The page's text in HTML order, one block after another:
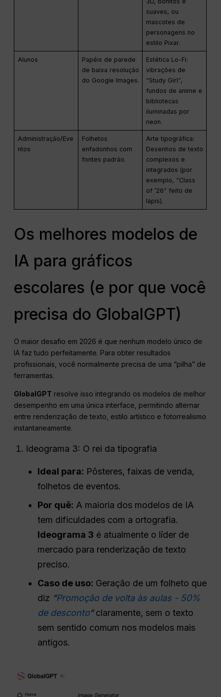
suaves, ou
mascotes de
personagens no
estilo Pixar.
Alunos
Papéis de parede
de baixa resolução
do Google Images.
Estética Lo-Fi:
vibrações de
“Study Girl”,
fundos de anime e
bibliotecas
iluminadas por
neon.
Administração/Eve
ntos
Folhetos
enfadonhos com
fontes padrão.
Arte tipográfica:
Desenhos de texto
complexos e
integrados (por
exemplo, “Class
of ’26” feito de
lápis).
Os melhores modelos de
IA para gráficos
escolares (e por que você
precisa do GlobalGPT)
O maior desafio em 2026 é que nenhum modelo único de
IA faz tudo perfeitamente. Para obter resultados
profissionais, você normalmente precisa de uma “pilha” de
ferramentas.
GlobalGPT resolve isso integrando os modelos de melhor
desempenho em uma única interface, permitindo alternar
entre renderização de texto, estilo artístico e fotorrealismo
instantaneamente.
Ideograma 3: O rei da tipografia
Ideal para: Pôsteres, faixas de venda,
folhetos de eventos.
Por quê: A maioria dos modelos de IA
tem dificuldades com a ortografia.
Ideograma 3 é atualmente o líder de
mercado para renderização de texto
preciso.
Caso de uso: Geração de um folheto que
diz “Promoção de volta às aulas - 50%
de desconto“claramente, sem o texto
sem sentido comum nos modelos mais
antigos.